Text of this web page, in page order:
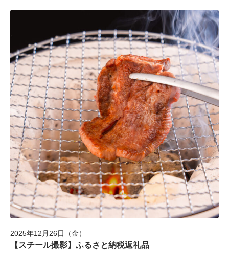
2025年12月26日（金）
【スチール撮影】ふるさと納税返礼品